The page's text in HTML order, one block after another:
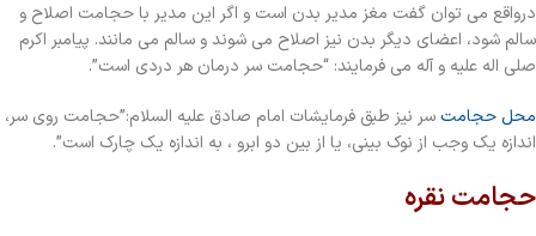
درواقع می توان گفت مغز مدیر بدن است و اگر این مدیر با حجامت اصلاح و
سالم شود، اعضای دیگر بدن نیز اصلاح می شوند و سالم می مانند. پیامبر اکرم
صلی اله علیه و آله می فرمایند: “حجامت سر درمان هر دردی است”.
محل حجامت سر نیز طبق فرمایشات امام صادق علیه السلام:”حجامت روی سر،
اندازه یک وجب از نوک بینی، یا از بین دو ابرو ، به اندازه یک چارک است”.
حجامت نقره